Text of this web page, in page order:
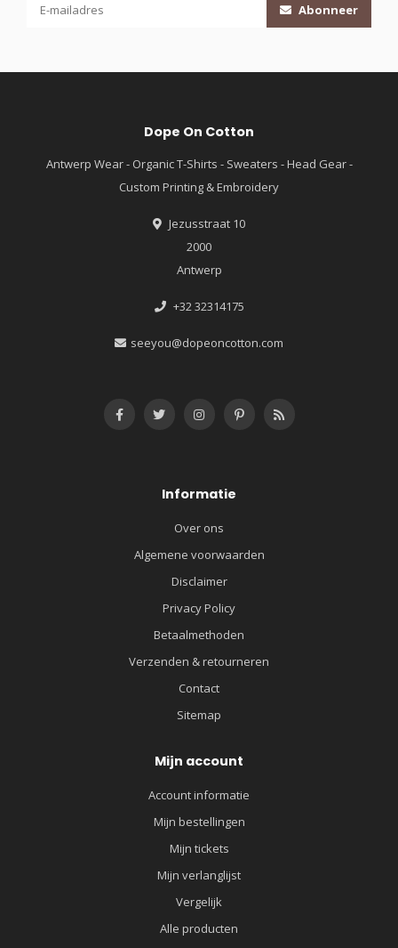
Abonneer
Dope On Cotton
Antwerp Wear - Organic T-Shirts - Sweaters - Head Gear -
Custom Printing & Embroidery
Jezusstraat 10
2000
Antwerp
+32 32314175
seeyou@dopeoncotton.com
Informatie
Over ons
Algemene voorwaarden
Disclaimer
Privacy Policy
Betaalmethoden
Verzenden & retourneren
Contact
Sitemap
Mijn account
Account informatie
Mijn bestellingen
Mijn tickets
Mijn verlanglijst
Vergelijk
Alle producten